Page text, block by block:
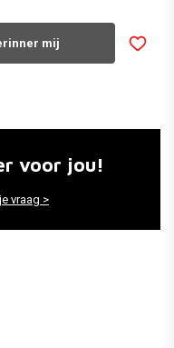
mij
voor jou!
vraag >